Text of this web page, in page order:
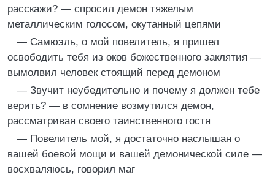
расскажи? — спросил демон тяжелым
металлическим голосом, окутанный цепями
— Самюэль, о мой повелитель, я пришел
освободить тебя из оков божественного заклятия —
вымолвил человек стоящий перед демоном
— Звучит неубедительно и почему я должен тебе
верить? — в сомнение возмутился демон,
рассматривая своего таинственного гостя
— Повелитель мой, я достаточно наслышан о
вашей боевой мощи и вашей демонической силе —
восхваляюсь, говорил маг